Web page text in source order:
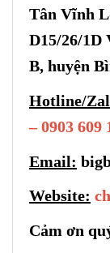
Tân Vĩnh
D15/26/1D
B, huyện
Hotline/
– 0903 609
Email:
Website:
Cảm ơn